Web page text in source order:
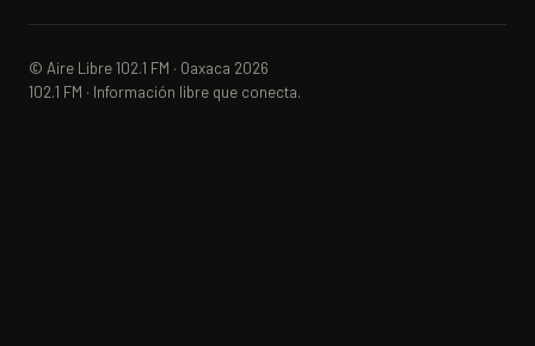
© Aire Libre 102.1 FM · Oaxaca 2026
102.1 FM · Información libre que conecta.